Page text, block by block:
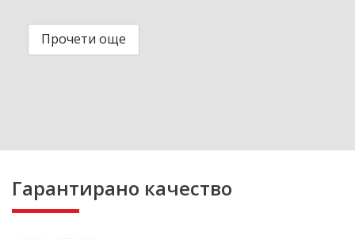
Прочети още
Гарантирано качество